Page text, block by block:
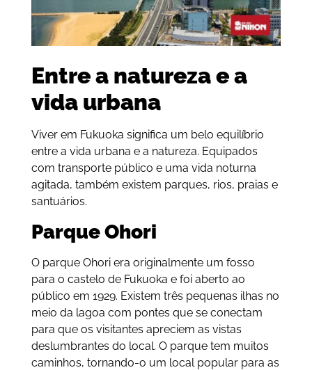
Entre a natureza e a
vida urbana
Viver em Fukuoka significa um belo equilíbrio
entre a vida urbana e a natureza. Equipados
com transporte público e uma vida noturna
agitada, também existem parques, rios, praias e
santuários.
Parque Ohori
O parque Ohori era originalmente um fosso
para o castelo de Fukuoka e foi aberto ao
público em 1929. Existem três pequenas ilhas no
meio da lagoa com pontes que se conectam
para que os visitantes apreciem as vistas
deslumbrantes do local. O parque tem muitos
caminhos, tornando-o um local popular para as